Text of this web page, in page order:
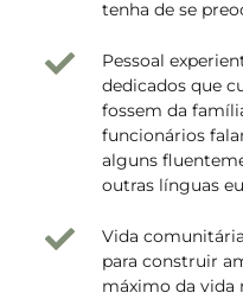
tenha de se
Pessoal
dedicados que
fossem da
funcionários
alguns
outras línguas
Vida
para construir
máximo da vida